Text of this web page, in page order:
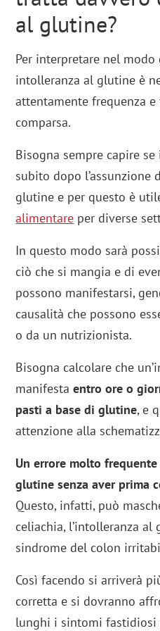
al glutine?
Per interpretare nel
intolleranza al glutine è
attentamente frequenza
comparsa.
Bisogna sempre capire
subito dopo l’assunzione
glutine e per questo è
alimentare per diverse
In questo modo sarà
ciò che si mangia e di
possono manifestarsi,
causalità che possono
o da un nutrizionista.
Bisogna calcolare che
manifestaentro ore o
pasti a base di glutine, e
attenzione alla
Un errore molto
glutine senza aver prima
Questo, infatti, può
celiachia, l’intolleranza al
sindrome del colon
Così facendo si arriverà
corretta e si dovranno
lunghi i sintomi fastidiosi